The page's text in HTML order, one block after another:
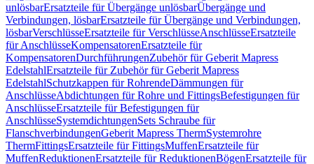
unlösbarErsatzteile für Übergänge unlösbarÜbergänge und
Verbindungen, lösbarErsatzteile für Übergänge und Verbindungen,
lösbarVerschlüsseErsatzteile für VerschlüsseAnschlüsseErsatzteile
für AnschlüsseKompensatorenErsatzteile für
KompensatorenDurchführungenZubehör für Geberit Mapress
EdelstahlErsatzteile für Zubehör für Geberit Mapress
EdelstahlSchutzkappen für RohrendeDämmungen für
AnschlüsseAbdichtungen für Rohre und FittingsBefestigungen für
AnschlüsseErsatzteile für Befestigungen für
AnschlüsseSystemdichtungenSets Schraube für
FlanschverbindungenGeberit Mapress ThermSystemrohre
ThermFittingsErsatzteile für FittingsMuffenErsatzteile für
MuffenReduktionenErsatzteile für ReduktionenBögenErsatzteile für